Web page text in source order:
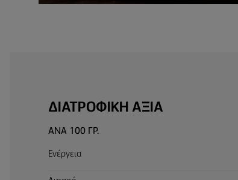
ΔΙΑΤΡΟΦΙΚΉ ΑΞΊΑ
ΑΝΆ 100 ΓΡ.
Ενέργεια